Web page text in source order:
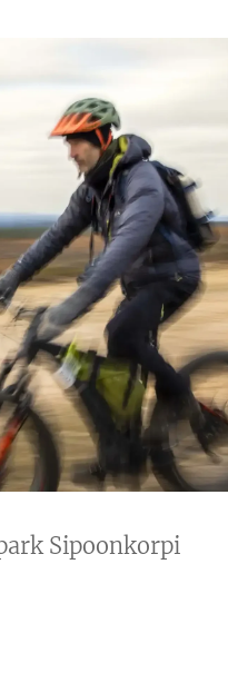
Sipoonkorpi